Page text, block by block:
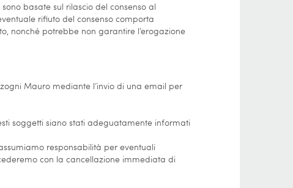
basate sul rilascio del consenso al
rifiuto del consenso comporta
nonché potrebbe non garantire l’erogazione
Mauro mediante l’invio di una email per
soggetti siano stati adeguatamente informati
responsabilità per eventuali
con la cancellazione immediata di